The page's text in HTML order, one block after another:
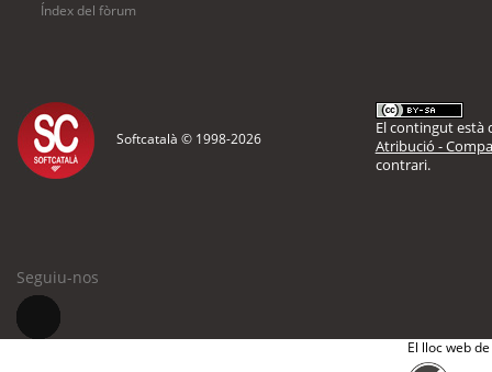
Índex del fòrum
Softcatalà © 1998-2026
El contingut està
Atribució -
contrari.
Seguiu-nos
El lloc web